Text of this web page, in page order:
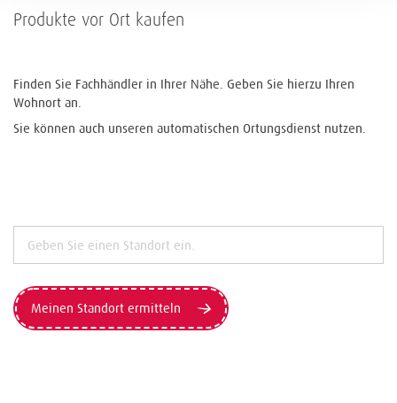
Produkte vor Ort kaufen
Finden Sie Fachhändler in Ihrer Nähe. Geben Sie hierzu Ihren
Wohnort an.
Sie können auch unseren automatischen Ortungsdienst nutzen.
Meinen Standort ermitteln